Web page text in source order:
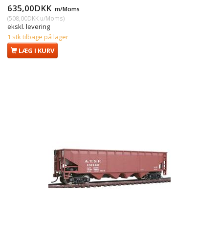
635,00DKK m/Moms
(508,00DKK u/Moms)
ekskl. levering
1 stk tilbage på lager
LÆG I KURV